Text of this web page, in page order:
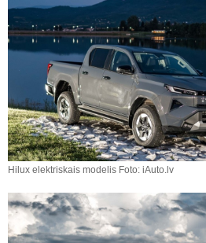
Hilux elektriskais modelis Foto: iAuto.lv